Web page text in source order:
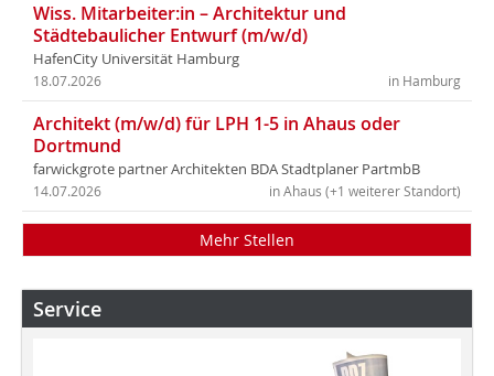
Wiss. Mitarbeiter:in – Architektur und
Städtebaulicher Entwurf (m/w/d)
HafenCity Universität Hamburg
in Hamburg
18.07.2026
Architekt (m/w/d) für LPH 1-5 in Ahaus oder
Dortmund
farwickgrote partner Architekten BDA Stadtplaner PartmbB
in Ahaus (+1 weiterer Standort)
14.07.2026
Mehr Stellen
Service